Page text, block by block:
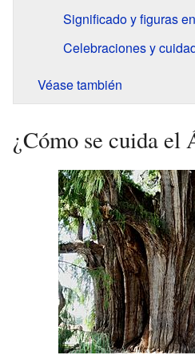
Significado y figuras
Celebraciones y
Véase también
¿Cómo se cuida el